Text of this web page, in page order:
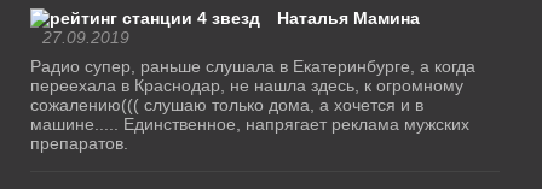
Наталья Мамина
27.09.2019
Радио супер, раньше слушала в Екатеринбурге, а когда
переехала в Краснодар, не нашла здесь, к огромному
сожалению((( слушаю только дома, а хочется и в
машине..... Единственное, напрягает реклама мужских
препаратов.